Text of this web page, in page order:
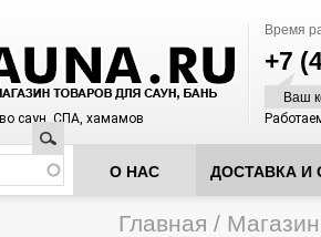
Время
+7
Ваш
саун, СПА, хамамов
О НАС ДОСТАВКА И
Вы здесь
Главная / Магазин